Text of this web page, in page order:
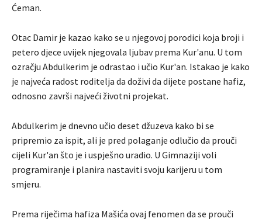
Ćeman.
Otac Damir je kazao kako se u njegovoj porodici koja broji i
petero djece uvijek njegovala ljubav prema Kur'anu. U tom
ozračju Abdulkerim je odrastao i učio Kur'an. Istakao je kako
je najveća radost roditelja da doživi da dijete postane hafiz,
odnosno završi najveći životni projekat.
Abdulkerim je dnevno učio deset džuzeva kako bi se
pripremio za ispit, ali je pred polaganje odlučio da prouči
cijeli Kur'an što je i uspješno uradio. U Gimnaziji voli
programiranje i planira nastaviti svoju karijeru u tom
smjeru.
Prema riječima hafiza Mašića ovaj fenomen da se prouči